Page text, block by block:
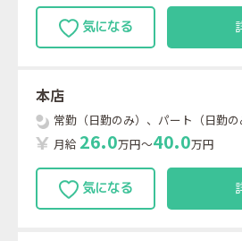
本店
常勤（日勤のみ）、パート（日勤の
月給 26.0万円～40.0万円